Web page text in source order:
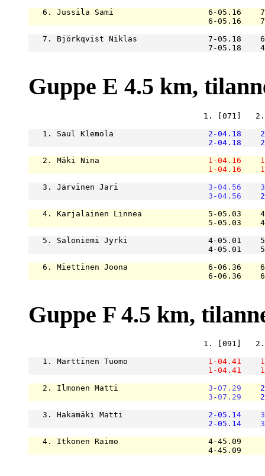
6. Jussila Sami                    6-05.16
6-05.16
7. Björkqvist Niklas               7-05.18
7-05.18
Guppe E 4.5 km,
1. [071]
   1. Saul Klemola
2-04.18
2-04.18
   2. Mäki Nina
1-04.16
1-04.16
   3. Järvinen Jari
3-04.56
3-04.56
4. Karjalainen Linnea              5-05.03
5-05.03
5. Saloniemi Jyrki                 4-05.01
4-05.01
6. Miettinen Joona                 6-06.36
6-06.36
Guppe F 4.5 km,
1. [091]
   1. Marttinen Tuomo
1-04.41
1-04.41
   2. Ilmonen Matti
3-07.29
3-07.29
   3. Hakamäki Matti
2-05.14
2-05.14
4. Itkonen Raimo                   4-45.09
4-45.09